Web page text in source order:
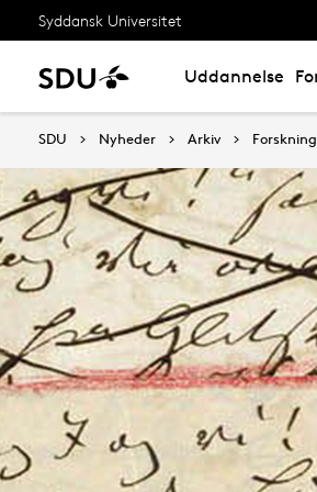
Syddansk Universitet
Uddannelse
SDU Nyheder Arkiv